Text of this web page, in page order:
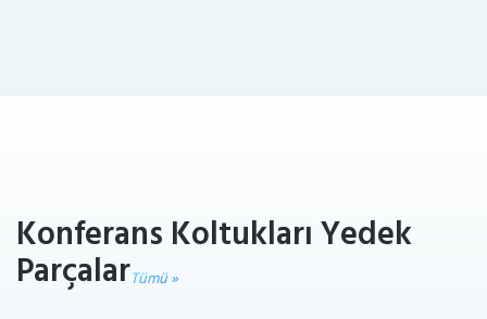
Konferans Koltukları Yedek
ParçalarTümü »